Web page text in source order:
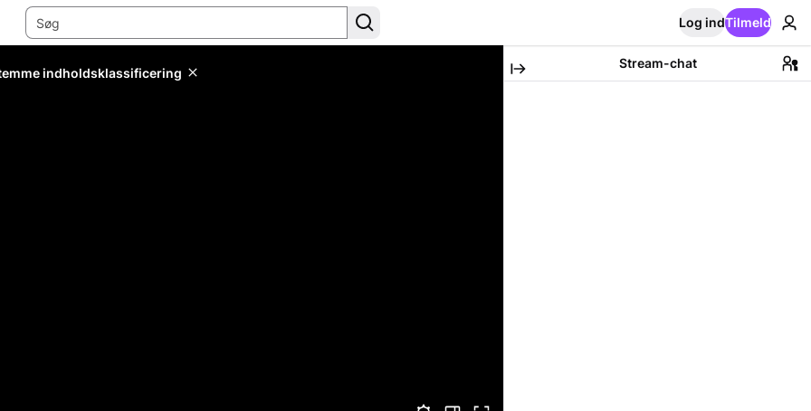
Log indTilmeld
indholdsklassificering
Stream-chat